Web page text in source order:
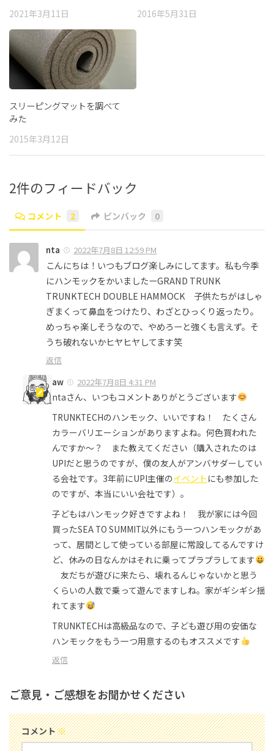
2021年3月11日 2016年5月31日
スリーピングマットを調べて
みた
2015年3月12日
2件のフィードバック
コメント 2 ピンバック 0
nta 2022年7月8日 12:59 PM
こんにちは！いつもブログ楽しみにしてます。私も今季
にハンモックをかいましたーGRAND TRUNK
TRUNKTECH DOUBLE HAMMOCK 子供たちがはしゃ
ぎまくって鼻血をつけたり、わざとひっくり返ったり。
めっちゃ楽しそうなので、やめろーと強くも言えず。そ
うち破れないかヒヤヒヤしてます笑
返信
aw
2022年7月8日 4:31 PM
ntaさん、いつもコメントありがとうございます
TRUNKTECHのハンモック、いいですね！ たくさん
カラーバリエーションがありますよね。何色買われた
んですか〜？ また教えてください（購入されたのは
UPIだと思うのですが、僕の友人がアンバサダーしてい
る会社です。3年前にUPI主催のイベント にも参加した
のですが、本当にいい会社です）。
子どもはハンモック好きですよね！ 我が家には今回
買ったSEA TO SUMMIT以外にもう一つハンモックがあ
って、居間として使っている部屋に常設してるんですけ
ど、休みの日なんかはそれに乗ってプラプラしてます
友だちが遊びに来たら、壊れるんじゃないかと思う
くらいの人数で乗って遊んでますしね。家がギシギシ揺
れてます
TRUNKTECHは高級品なので、子ども遊び用の安価な
ハンモックをもう一つ用意するのもオススメです
返信
ご意見・ご感想をお聞かせください
コメント※